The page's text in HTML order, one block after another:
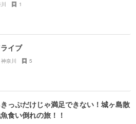
1
イブ
神奈川 5
っぷだけじゃ満足できない！城ヶ島散
食い倒れの旅！！